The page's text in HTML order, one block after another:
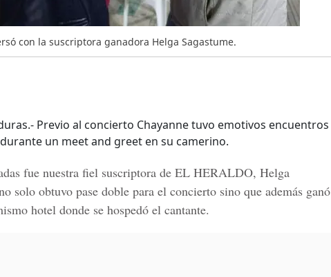
con la suscriptora ganadora Helga Sagastume.
Previo al concierto Chayanne tuvo emotivos encuentros
un meet and greet en su camerino.
fue nuestra fiel suscriptora de EL HERALDO, Helga
solo obtuvo pase doble para el concierto sino que además ganó
hotel donde se hospedó el cantante.